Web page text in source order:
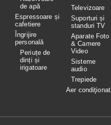
de apă
Espressoare și
cafetiere
Îngrijire
personală
Periuțe de
dinți și
irigatoare
Televizoare
Suporturi și
standuri TV
Aparate Foto
& Camere
Video
Sisteme
audio
Trepiede
Aer condiţionat